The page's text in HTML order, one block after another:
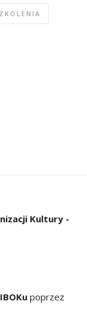
Kultury -
poprzez